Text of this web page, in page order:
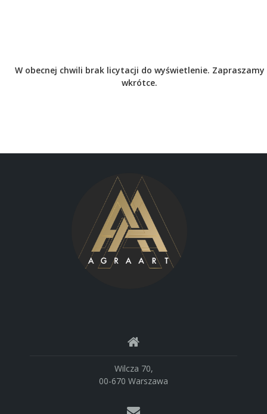
W obecnej chwili brak licytacji do wyświetlenie. Zapraszamy
wkrótce.
Wilcza 70,
00-670 Warszawa